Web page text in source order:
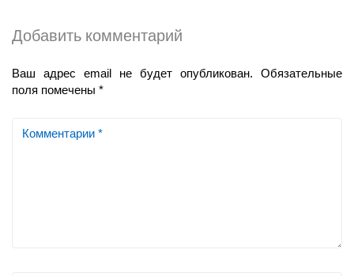
Добавить комментарий
Ваш адрес email не будет опубликован.
Обязательные
поля помечены *